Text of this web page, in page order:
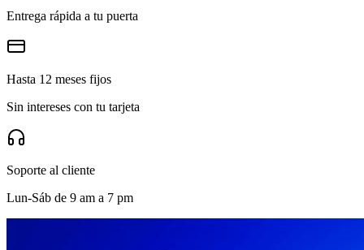
Entrega rápida a tu puerta
Hasta 12 meses fijos
Sin intereses con tu tarjeta
Soporte al cliente
Lun-Sáb de 9 am a 7 pm